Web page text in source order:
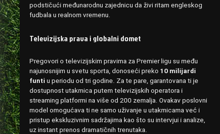
podstičući međunarodnu zajednicu da živi ritam engleskog
fudbala u realnom vremenu.
Televizijska prava i globalni domet
Pregovori o televizijskim pravima za Premier ligu su među
najunosnijim u svetu sporta, donoseći preko 10 milijardi
funti u periodu od tri godine. Za te pare, garantovana ti je
dostupnost utakmica putem televizijskih operatora i
streaming platformi na više od 200 zemalja. Ovakav poslovni
model omogućava ti ne samo uživanje u utakmicama već i
pristup ekskluzivnim sadržajima kao što su intervjui i analize,
uz instant prenos dramatičnih trenutaka.